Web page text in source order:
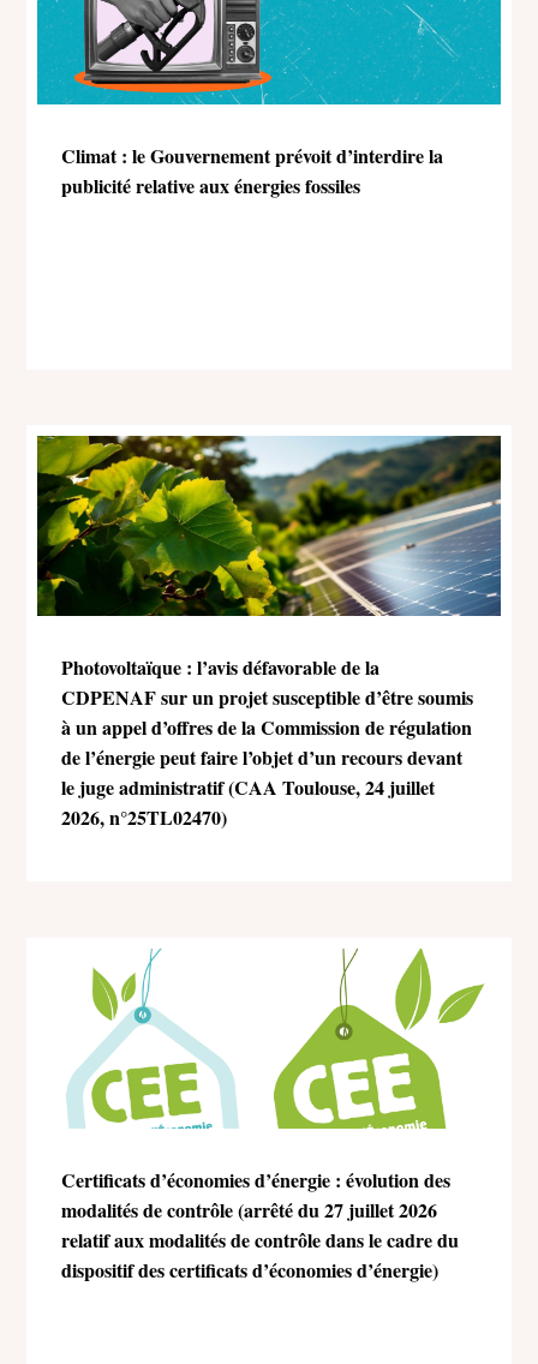
Climat : le Gouvernement prévoit d’interdire la
publicité relative aux énergies fossiles
Photovoltaïque : l’avis défavorable de la
CDPENAF sur un projet susceptible d’être soumis
à un appel d’offres de la Commission de régulation
de l’énergie peut faire l’objet d’un recours devant
le juge administratif (CAA Toulouse, 24 juillet
2026, n°25TL02470)
Certificats d’économies d’énergie : évolution des
modalités de contrôle (arrêté du 27 juillet 2026
relatif aux modalités de contrôle dans le cadre du
dispositif des certificats d’économies d’énergie)